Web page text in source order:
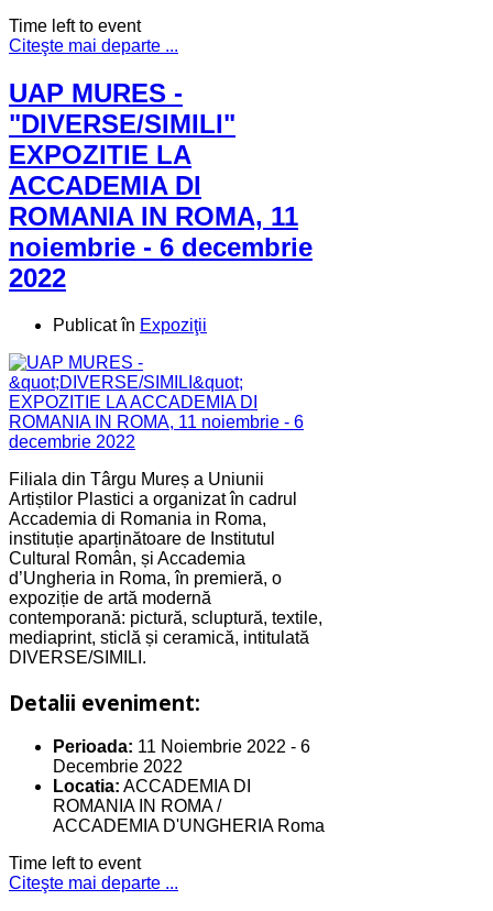
Time left to event
Citeşte mai departe ...
UAP MURES -
"DIVERSE/SIMILI"
EXPOZITIE LA
ACCADEMIA DI
ROMANIA IN ROMA, 11
noiembrie - 6 decembrie
2022
Publicat în Expoziţii
Filiala din Târgu Mureș a Uniunii
Artiștilor Plastici a organizat în cadrul
Accademia di Romania in Roma,
instituție aparținătoare de Institutul
Cultural Român, și Accademia
d’Ungheria in Roma, în premieră, o
expoziție de artă modernă
contemporană: pictură, scluptură, textile,
mediaprint, sticlă și ceramică, intitulată
DIVERSE/SIMILI.
Detalii eveniment:
Perioada: 11 Noiembrie 2022 - 6
Decembrie 2022
Locatia: ACCADEMIA DI
ROMANIA IN ROMA /
ACCADEMIA D'UNGHERIA Roma
Time left to event
Citeşte mai departe ...